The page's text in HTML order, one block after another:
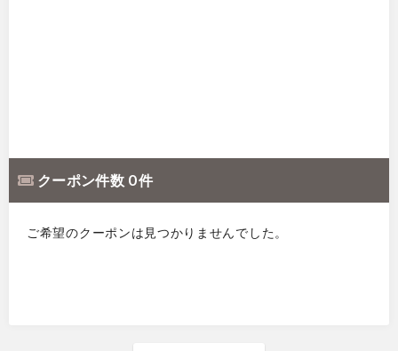
クーポン件数 0 件
ご希望のクーポンは見つかりませんでした。